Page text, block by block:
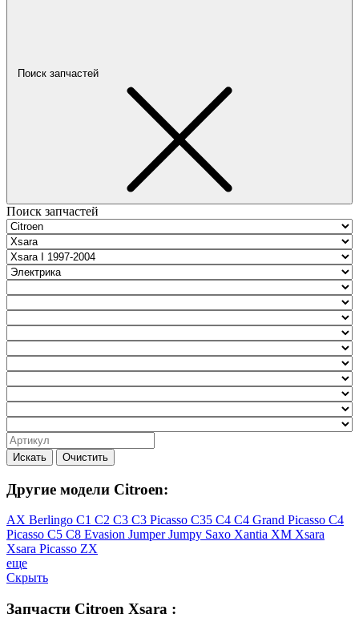
Поиск запчастей
Поиск запчастей
Искать Очистить
Другие модели Citroen:
AX Berlingo C1 C2 C3 C3 Picasso C35 C4 C4 Grand Picasso C4
Picasso C5 C8 Evasion JumperJumpy Saxo Xantia XM Xsara
Xsara Picasso ZX
еще
Скрыть
Запчасти Citroen Xsara :